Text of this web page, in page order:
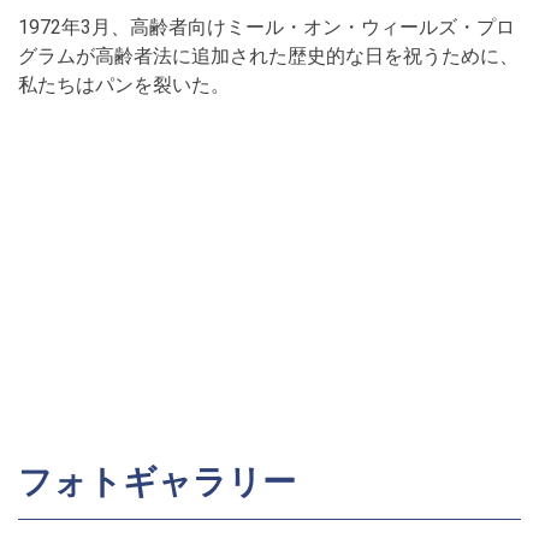
1972年3月、高齢者向けミール・オン・ウィールズ・プロ
グラムが高齢者法に追加された歴史的な日を祝うために、
私たちはパンを裂いた。
フォトギャラリー